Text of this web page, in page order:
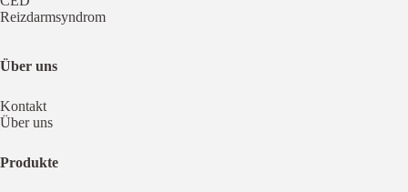
Reizdarmsyndrom
Über uns
Kontakt
Über uns
Produkte